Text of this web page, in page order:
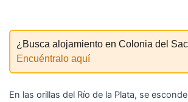
¿Busca alojamiento en Colonia del
Encuéntralo aquí
En las orillas del Río de la Plata, se